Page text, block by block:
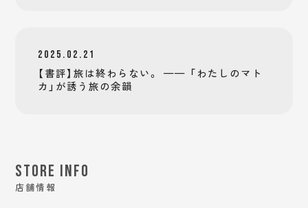
2025.02.21
【書評】旅は終わらない。 —— 「わたしのマト
カ」が誘う旅の余韻
STORE INFO
店舗情報